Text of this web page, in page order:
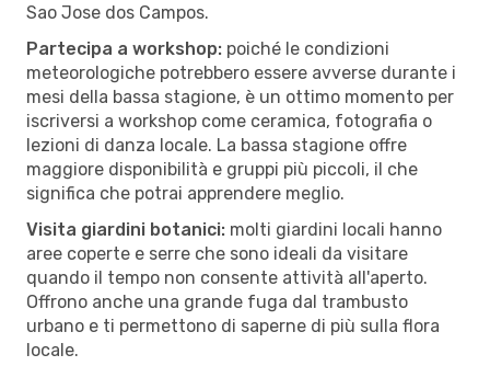
Sao Jose dos Campos.
Partecipa a workshop: poiché le condizioni
meteorologiche potrebbero essere avverse durante i
mesi della bassa stagione, è un ottimo momento per
iscriversi a workshop come ceramica, fotografia o
lezioni di danza locale. La bassa stagione offre
maggiore disponibilità e gruppi più piccoli, il che
significa che potrai apprendere meglio.
Visita giardini botanici: molti giardini locali hanno
aree coperte e serre che sono ideali da visitare
quando il tempo non consente attività all'aperto.
Offrono anche una grande fuga dal trambusto
urbano e ti permettono di saperne di più sulla flora
locale.